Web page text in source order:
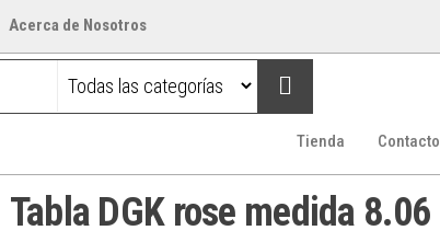
Acerca de Nosotros
Tienda Contacto
Tabla DGK rose medida 8.06